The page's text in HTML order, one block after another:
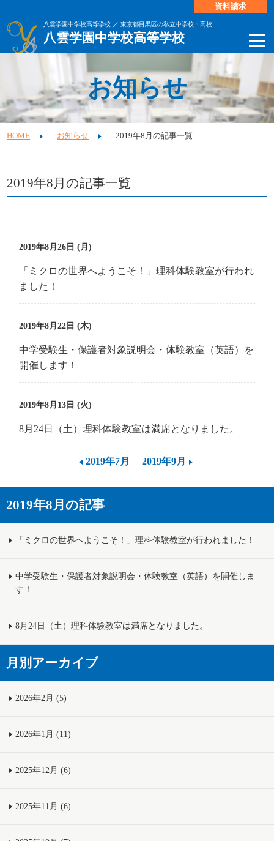
八雲学園中学校高等学校 ／ 東京都目黒区の私立中学校・高校
八雲学園中学校高等学校
資料請求
お知らせ
HOME お知らせ 2019年8月の記事一覧
2019年8月の記事一覧
2019年8月26日 (月)
「ミクロの世界へようこそ！」理科体験教室が行われ
ました！
2019年8月22日 (木)
中学受験生・保護者対象説明会・体験教室（英語）を
開催します！
2019年8月13日 (火)
8月24日（土）理科体験教室は満席となりました。
2019年7月 2019年9月
2019年8月の記事
「ミクロの世界へようこそ！」理科体験教室が行われました！
中学受験生・保護者対象説明会・体験教室（英語）を開催しま
す！
8月24日（土）理科体験教室は満席となりました。
月別アーカイブ
2026年2月 (5)
2026年1月 (11)
2025年12月 (6)
2025年11月 (6)